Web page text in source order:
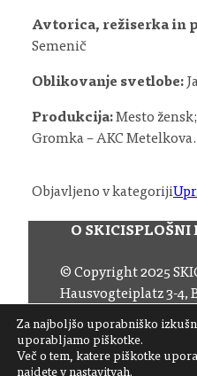
Avtorica, režiserka in
Semenič
Oblikovanje svetlobe:
Produkcija:Mesto
Gromka – AKC Metelkova.
Objavljeno v kategoriji
Za najboljšo uporabniško
uporabljamo piškotke.
Več o tem, katere piškotke
najdete v nastavitvah.
O SKICISPLOŠNI
© Copyright 2025
Hausvogteiplatz 3-4,
Tel:+49 30 206 145 57